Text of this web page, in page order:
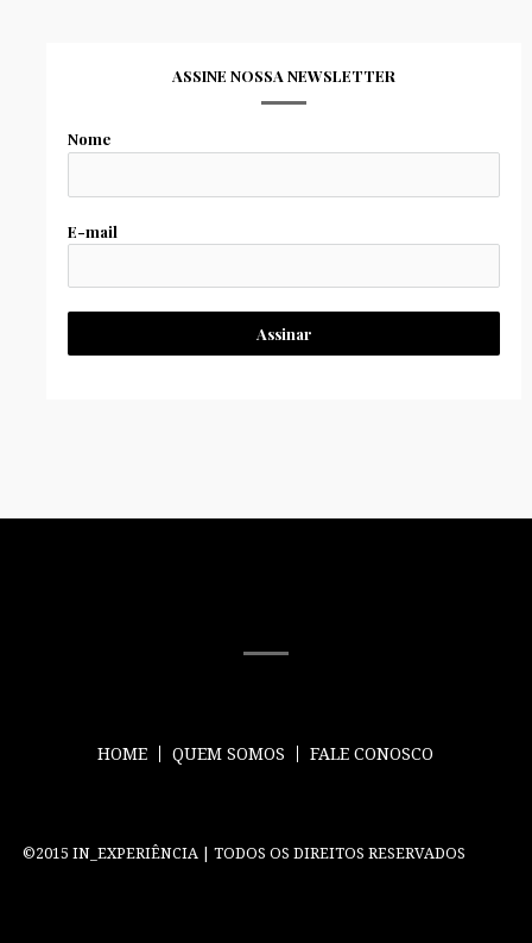
ASSINE NOSSA NEWSLETTER
Nome
E-mail
Assinar
HOME QUEM SOMOS FALE CONOSCO
©2015 IN_EXPERIÊNCIA | TODOS OS DIREITOS RESERVADOS